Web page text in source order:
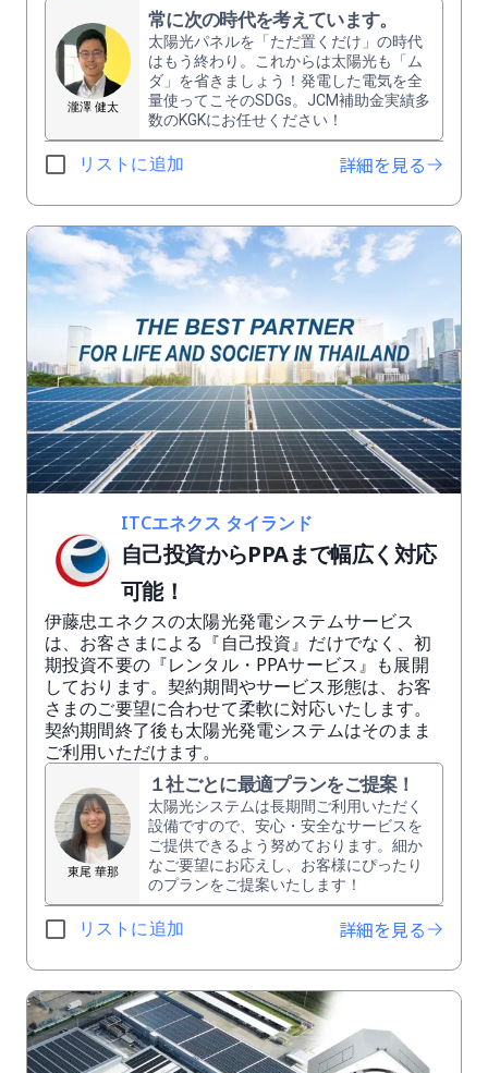
瀧澤 健太
常に次の時代を考えています。
太陽光パネルを「ただ置くだけ」の時代
はもう終わり。これからは太陽光も「ム
ダ」を省きましょう！発電した電気を全
量使ってこそのSDGs。JCM補助金実績多
数のKGKにお任せください！
リストに追加 詳細を見る
ITCエネクス タイランド
自己投資からPPAまで幅広く対応
可能！
伊藤忠エネクスの太陽光発電システムサービス
は、お客さまによる『自己投資』だけでなく、初
期投資不要の『レンタル・PPAサービス』も展開
しております。契約期間やサービス形態は、お客
さまのご要望に合わせて柔軟に対応いたします。
契約期間終了後も太陽光発電システムはそのまま
ご利用いただけます。
東尾 華那
１社ごとに最適プランをご提案！
太陽光システムは長期間ご利用いただく
設備ですので、安心・安全なサービスを
ご提供できるよう努めております。細か
なご要望にお応えし、お客様にぴったり
のプランをご提案いたします！
リストに追加 詳細を見る